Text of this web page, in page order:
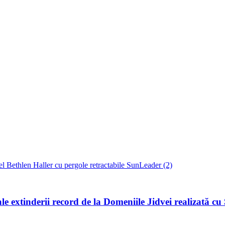
extinderii record de la Domeniile Jidvei realizată cu